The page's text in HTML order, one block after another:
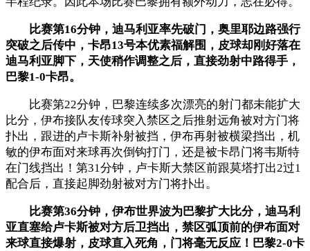
比赛第16分钟，迪马利亚率先破门，奥里耶边路强行
突破之后传中，卡昂13号本优素福解围，皮球却刚好落在
迪马利亚脚下，天使稍作调整之后，直接劲射中路得手，
巴黎1-0卡昂。
比赛第22分钟，巴黎连续多次漂亮的射门都未能扩大
比分，伊布接队友传球突入禁区之后推射远角被对方门将
扑出，跟进的卢卡斯补射被挡，伊布再射被横梁挡出，机
敏的伊布面对来球再次倒钩打门，还是被卡昂门将韦斯特
在门线挡出！第31分钟，卢卡斯大禁区前跟莫塔打出2过1
配合后，直接起脚劲射被对方门将扑出。
比赛第36分钟，伊布世界波为巴黎扩大比分，迪马利
亚直塞给卢卡斯被对方后卫挡出，禁区弧顶前的伊布面对
来球直接爆射，皮球直入死角，门将毫无反应！巴黎2-0卡